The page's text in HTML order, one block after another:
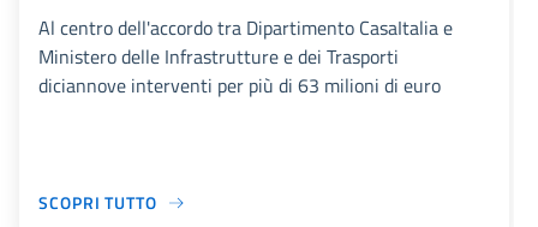
Al centro dell'accordo tra Dipartimento CasaItalia e
Ministero delle Infrastrutture e dei Trasporti
diciannove interventi per più di 63 milioni di euro
SCOPRI TUTTO